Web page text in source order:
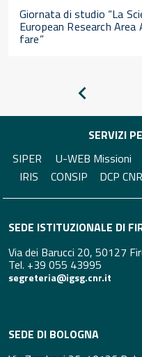
Giornata di studio “La
European Research
fare”
SERVIZI
SIPER
U-WEB Missioni
IRIS
CONSIP DCP CNR
SEDE ISTITUZIONALE DI
Via dei Barucci 20, 50127
Tel. +39 055 43995
segreteria@igsg.cnr.it
SEDE DI BOLOGNA